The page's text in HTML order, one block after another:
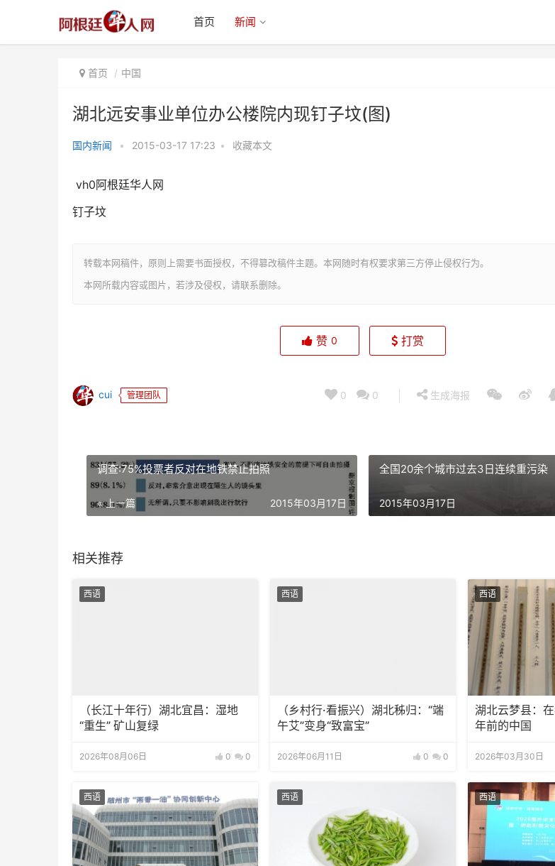
首页 新闻
首页 中国
湖北远安事业单位办公楼院内现钉子坟(图)
国内新闻 • 2015-03-17 17:23 • 收藏本文
vh0阿根廷华人网
钉子坟
转载本网稿件，原则上需要书面授权，不得篡改稿件主题。本网随时有权要求第三方停止侵权行为。
本网所载内容或图片，若涉及侵权，请联系删除。
赞 0 打赏
cui 管理团队 0 0 生成海报
调查:75%投票者反对在地铁禁止拍照
« 上一篇 2015年03月17日
全国20余个城市过去3日连续重污染
2015年03月17日
相关推荐
西语
（长江十年行）湖北宜昌：湿地
“重生” 矿山复绿
2026年08月06日 0 0
西语
（乡村行·看振兴）湖北秭归：“端
午艾”变身“致富宝”
2026年06月11日 0 0
西语
湖北云梦县：
年前的中国
2026年03月30日
西语 西语 西语